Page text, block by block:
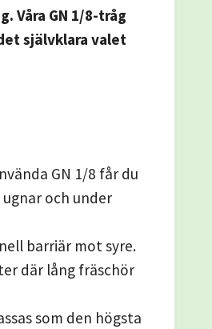
Våra GN 1/8-tråg
självklara valet
GN 1/8 får du
och under
barriär mot syre.
där lång fräschör
som den högsta